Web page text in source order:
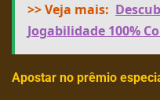
>> Veja mais:
Jogabilidade 100%
Apostar no prêmio